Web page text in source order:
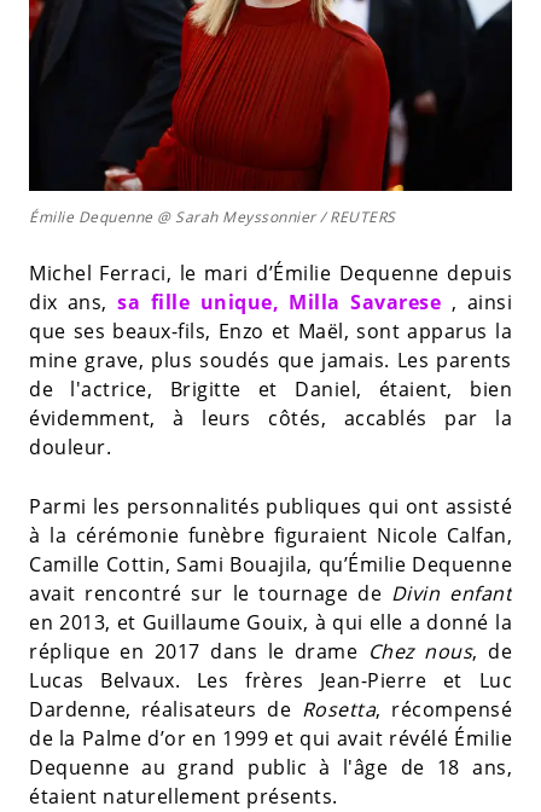
Émilie Dequenne @ Sarah Meyssonnier / REUTERS
Michel Ferraci, le mari d’Émilie Dequenne depuis
dix ans,sa fille unique, Milla Savarese , ainsi
que ses beaux-fils, Enzo et Maël, sont apparus la
mine grave, plus soudés que jamais. Les parents
de l'actrice, Brigitte et Daniel, étaient, bien
évidemment, à leurs côtés, accablés par la
douleur.
Parmi les personnalités publiques qui ont assisté
à la cérémonie funèbre figuraient Nicole Calfan,
Camille Cottin, Sami Bouajila, qu’Émilie Dequenne
avait rencontré sur le tournage de Divin enfant
en 2013, et Guillaume Gouix, à qui elle a donné la
réplique en 2017 dans le drame Chez nous, de
Lucas Belvaux. Les frères Jean-Pierre et Luc
Dardenne, réalisateurs de Rosetta, récompensé
de la Palme d’or en 1999 et qui avait révélé Émilie
Dequenne au grand public à l'âge de 18 ans,
étaient naturellement présents.